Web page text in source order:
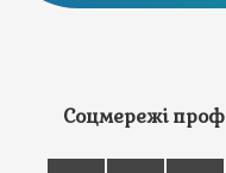
Соцмережі